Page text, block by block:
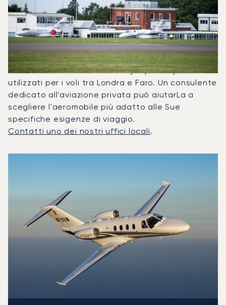
Noleggiati Più
Frequentemente Tra Faro E
Londra?
Nel 2025, il Citation M2, il Beechjet 400A e il
Citation Latitude sono stati i jet privati più
utilizzati per i voli tra Londra e Faro. Un consulente
dedicato all'aviazione privata può aiutarLa a
scegliere l'aeromobile più adatto alle Sue
specifiche esigenze di viaggio.
Contatti uno dei nostri uffici locali.